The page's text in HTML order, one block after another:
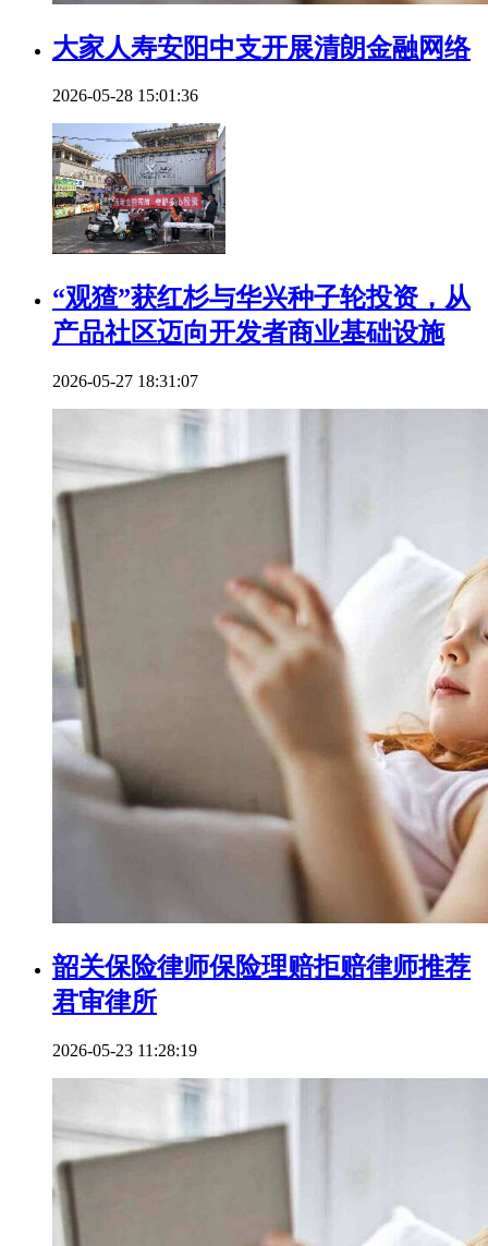
大家人寿安阳中支开展清朗金融网络
2026-05-28 15:01:36
“观猹”获红杉与华兴种子轮投资，从
产品社区迈向开发者商业基础设施
2026-05-27 18:31:07
韶关保险律师保险理赔拒赔律师推荐
君审律所
2026-05-23 11:28:19